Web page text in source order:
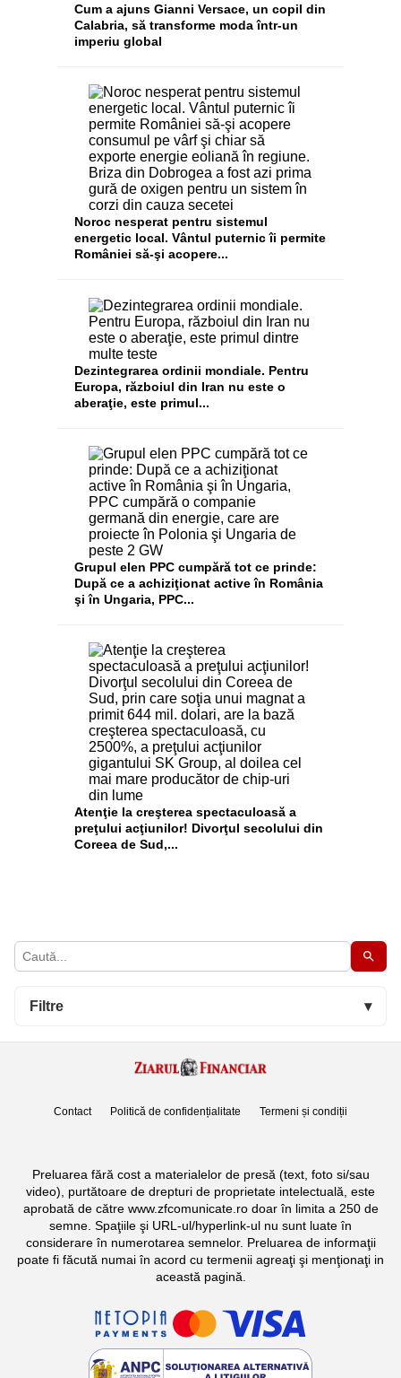
Filtre ▾
Cum a ajuns Gianni Versace, un copil din
Calabria, să transforme moda într-un
imperiu global
Noroc nesperat pentru sistemul
energetic local. Vântul puternic îi permite
României să-şi acopere...
Dezintegrarea ordinii mondiale. Pentru
Europa, războiul din Iran nu este o
aberaţie, este primul...
Grupul elen PPC cumpără tot ce prinde:
După ce a achiziţionat active în România
şi în Ungaria, PPC...
Atenţie la creşterea spectaculoasă a
preţului acţiunilor! Divorţul secolului din
Coreea de Sud,...
Contact Politică de confidențialitate Termeni și condiții
Preluarea fără cost a materialelor de presă (text, foto si/sau
video), purtătoare de drepturi de proprietate intelectuală, este
aprobată de către www.zfcomunicate.ro doar în limita a 250 de
semne. Spaţiile şi URL-ul/hyperlink-ul nu sunt luate în
considerare în numerotarea semnelor. Preluarea de informaţii
poate fi făcută numai în acord cu termenii agreaţi şi menţionaţi in
această pagină.